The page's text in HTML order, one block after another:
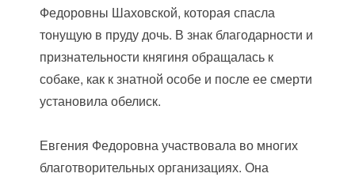
Федоровны Шаховской, которая спасла
тонущую в пруду дочь. В знак благодарности и
признательности княгиня обращалась к
собаке, как к знатной особе и после ее смерти
установила обелиск.
Евгения Федоровна участвовала во многих
благотворительных организациях. Она